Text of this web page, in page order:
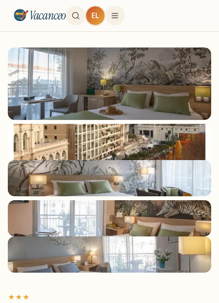
Vacanceo EL
★★★